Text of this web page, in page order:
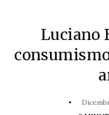
Luciano